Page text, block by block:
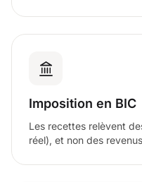
Imposition en BIC
Les recettes relèvent
réel), et non des